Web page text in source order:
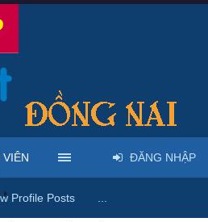
88clbst4bcom1
VIÊN
Profile Posts
ĐĂNG NHẬP